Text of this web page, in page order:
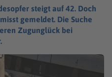
steigt auf 42. Doch
gemeldet. Die Suche
Zugunglück bei